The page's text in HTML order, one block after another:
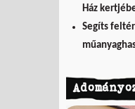
Ház
Segíts